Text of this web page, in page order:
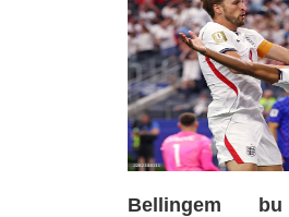
Bellingem